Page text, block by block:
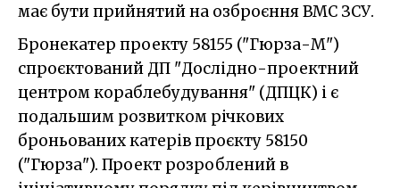
має бути прийнятий на озброєння ВМС ЗСУ.
Бронекатер проекту 58155 ("Гюрза-М")
спроєктований ДП "Дослідно-проектний
центром кораблебудування" (ДПЦК) і є
подальшим розвитком річкових
броньованих катерів проєкту 58150
("Гюрза"). Проект розроблений в